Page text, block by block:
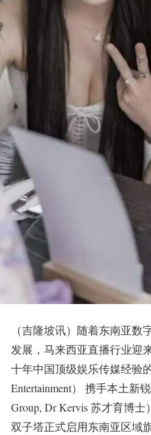
（吉隆坡讯）随着东南亚
发展，马来西亚直播行业迎
十年中国顶级娱乐传媒经验
Entertainment） 携手本土新
Group, Dr Kervis 苏才育博
双子塔正式启用东南亚区域